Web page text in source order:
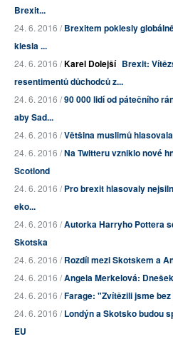
Brexit...
24. 6. 2016 /Brexitem poklesly
klesla ...
24. 6. 2016 /Karel Dolejší Brexit:
resentimentů důchodců z...
24. 6. 2016 /90 000 lidí od pátečního
aby Sad...
24. 6. 2016 /Většina muslimů
24. 6. 2016 /Na Twitteru vzniklo nové
Scotlond
24. 6. 2016 /Pro brexit hlasovaly
eko...
24. 6. 2016 /Autorka Harryho Pottera
Skotska
24. 6. 2016 /Rozdíl mezi Skotskem a
24. 6. 2016 /Angela Merkelová:
24. 6. 2016 /Farage: "Zvítězili jsme
24. 6. 2016 /Londýn a Skotsko budou
EU